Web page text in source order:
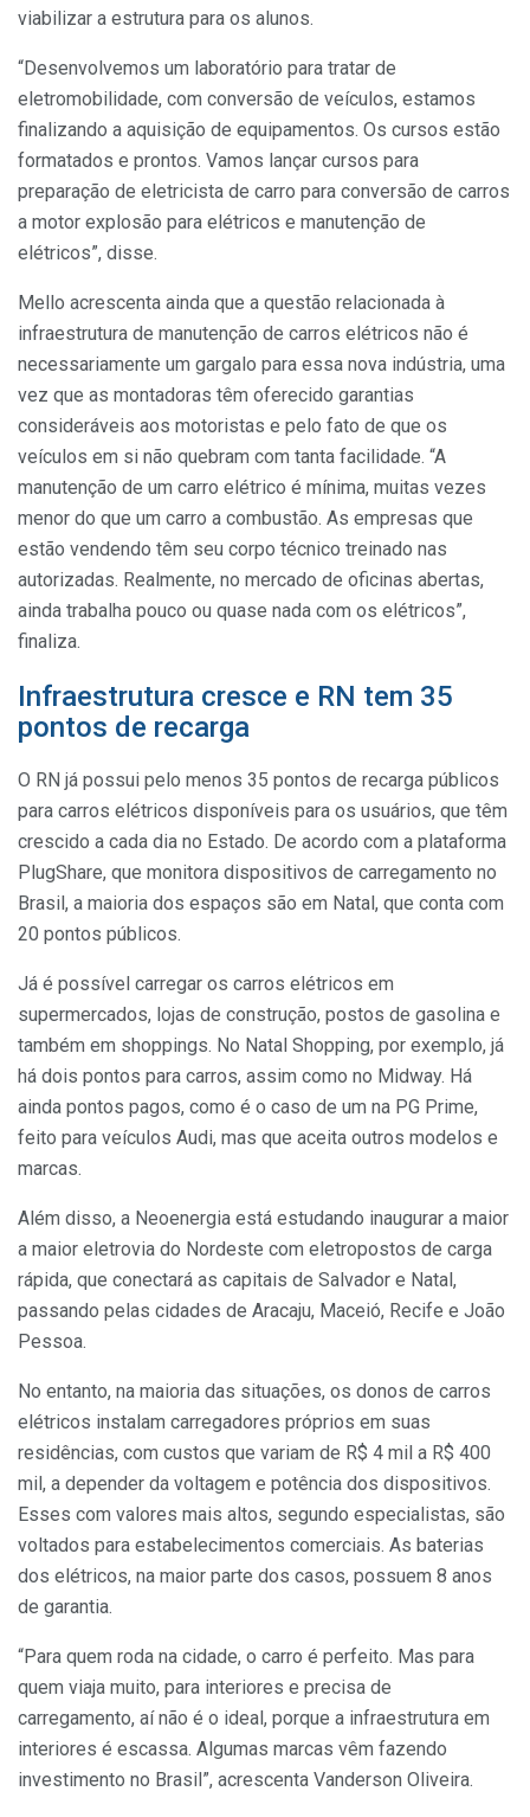
viabilizar a estrutura para os alunos.
“Desenvolvemos um laboratório para tratar de
eletromobilidade, com conversão de veículos, estamos
finalizando a aquisição de equipamentos. Os cursos estão
formatados e prontos. Vamos lançar cursos para
preparação de eletricista de carro para conversão de carros
a motor explosão para elétricos e manutenção de
elétricos”, disse.
Mello acrescenta ainda que a questão relacionada à
infraestrutura de manutenção de carros elétricos não é
necessariamente um gargalo para essa nova indústria, uma
vez que as montadoras têm oferecido garantias
consideráveis aos motoristas e pelo fato de que os
veículos em si não quebram com tanta facilidade. “A
manutenção de um carro elétrico é mínima, muitas vezes
menor do que um carro a combustão. As empresas que
estão vendendo têm seu corpo técnico treinado nas
autorizadas. Realmente, no mercado de oficinas abertas,
ainda trabalha pouco ou quase nada com os elétricos”,
finaliza.
Infraestrutura cresce e RN tem 35
pontos de recarga
O RN já possui pelo menos 35 pontos de recarga públicos
para carros elétricos disponíveis para os usuários, que têm
crescido a cada dia no Estado. De acordo com a plataforma
PlugShare, que monitora dispositivos de carregamento no
Brasil, a maioria dos espaços são em Natal, que conta com
20 pontos públicos.
Já é possível carregar os carros elétricos em
supermercados, lojas de construção, postos de gasolina e
também em shoppings. No Natal Shopping, por exemplo, já
há dois pontos para carros, assim como no Midway. Há
ainda pontos pagos, como é o caso de um na PG Prime,
feito para veículos Audi, mas que aceita outros modelos e
marcas.
Além disso, a Neoenergia está estudando inaugurar a maior
a maior eletrovia do Nordeste com eletropostos de carga
rápida, que conectará as capitais de Salvador e Natal,
passando pelas cidades de Aracaju, Maceió, Recife e João
Pessoa.
No entanto, na maioria das situações, os donos de carros
elétricos instalam carregadores próprios em suas
residências, com custos que variam de R$ 4 mil a R$ 400
mil, a depender da voltagem e potência dos dispositivos.
Esses com valores mais altos, segundo especialistas, são
voltados para estabelecimentos comerciais. As baterias
dos elétricos, na maior parte dos casos, possuem 8 anos
de garantia.
“Para quem roda na cidade, o carro é perfeito. Mas para
quem viaja muito, para interiores e precisa de
carregamento, aí não é o ideal, porque a infraestrutura em
interiores é escassa. Algumas marcas vêm fazendo
investimento no Brasil”, acrescenta Vanderson Oliveira.